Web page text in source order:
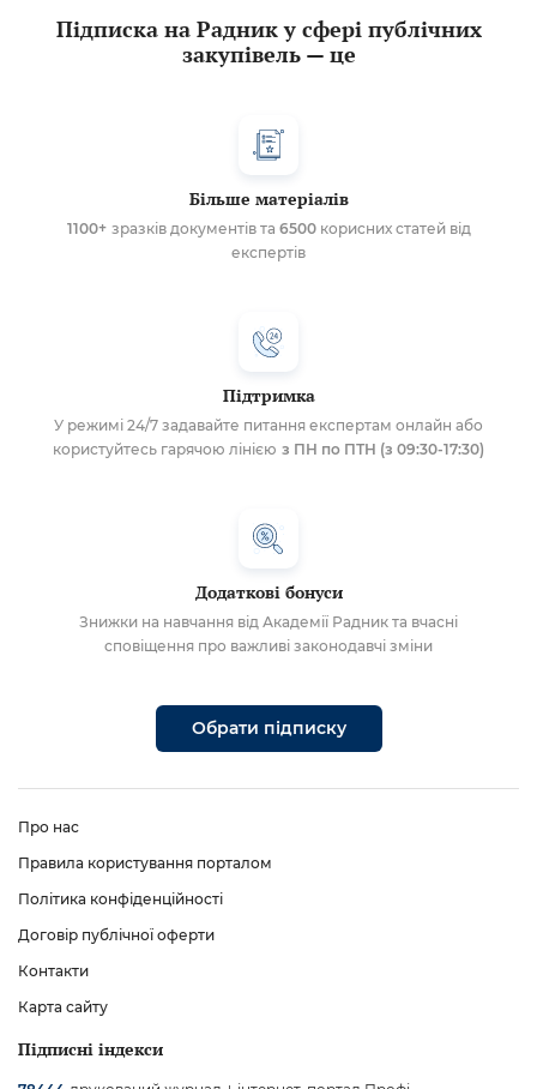
Підписка на Радник у сфері публічних
закупівель — це
Більше матеріалів
1100+ зразків документів та 6500корисних статей від
експертів
Підтримка
У режимі 24/7 задавайте питання експертам онлайн або
користуйтесь гарячою лінією з ПН по ПТН (з 09:30-17:30)
Додаткові бонуси
Знижки на навчання від Академії Радник та вчасні
сповіщення про важливі законодавчі зміни
Обрати підписку
Про нас
Правила користування порталом
Політика конфіденційності
Договір публічної оферти
Контакти
Карта сайту
Підписні індекси